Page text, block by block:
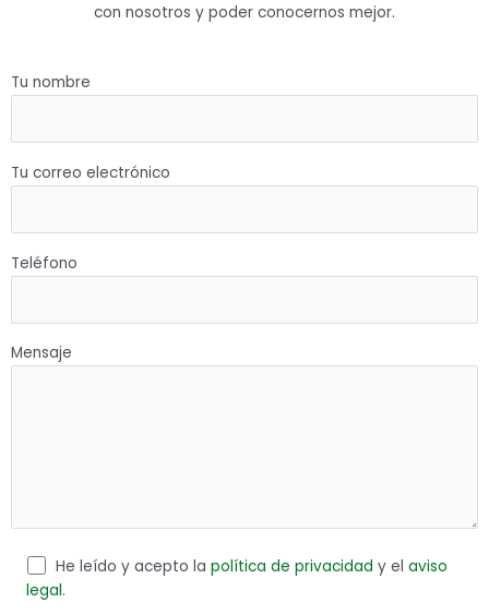
con nosotros y poder conocernos mejor.
Tu nombre
Tu correo electrónico
Teléfono
Mensaje
He leído y acepto la política de privacidad y el aviso
legal.